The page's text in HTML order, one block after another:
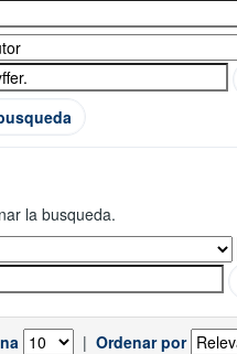
la busqueda.
| Ordenar por